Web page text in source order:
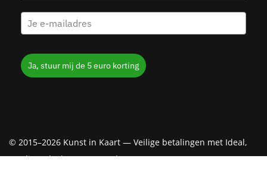
Ja, stuur mij de 5 euro korting
© 2015–2026 Kunst in Kaart — Veilige betalingen met Ideal,
Creditcard, Klarna & PayPal